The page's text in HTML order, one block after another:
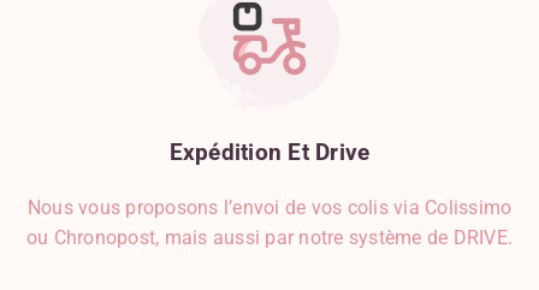
Expédition Et Drive
Nous vous proposons l’envoi de vos colis via Colissimo
ou Chronopost, mais aussi par notre système de DRIVE.